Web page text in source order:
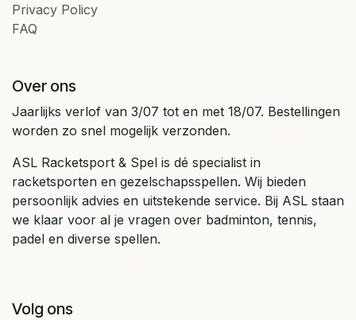
Privacy Policy
FAQ
Over ons
Jaarlijks verlof van 3/07 tot en met 18/07. Bestellingen
worden zo snel mogelijk verzonden.
ASL Racketsport & Spel is dé specialist in
racketsporten en gezelschapsspellen. Wij bieden
persoonlijk advies en uitstekende service. Bij ASL staan
we klaar voor al je vragen over badminton, tennis,
padel en diverse spellen.
Volg ons